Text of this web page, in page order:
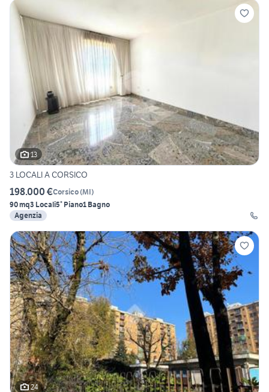
13
3 LOCALI A CORSICO
198.000 €Corsico(MI)
90 mq3 Locali5° Piano1 Bagno
Agenzia
24